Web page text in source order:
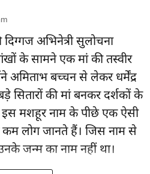
अभिनेत्री सुलोचना
के सामने एक मां की तस्वीर
अमिताभ बच्चन से लेकर धर्मेंद्र
सितारों की मां बनकर दर्शकों के
इस मशहूर नाम के पीछे एक ऐसी
कम लोग जानते हैं। जिस नाम से
जन्म का नाम नहीं था।